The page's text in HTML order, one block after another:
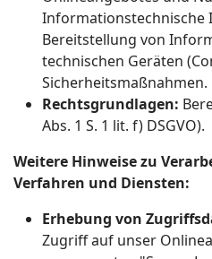
Bereitstellung von
technischen Geräten
Sicherheitsmaßnahmen.
Rechtsgrundlagen:
Abs. 1 S. 1 lit. f) DSGVO).
Weitere Hinweise zu
Verfahren und Diensten:
Erhebung von
Zugriff auf unser